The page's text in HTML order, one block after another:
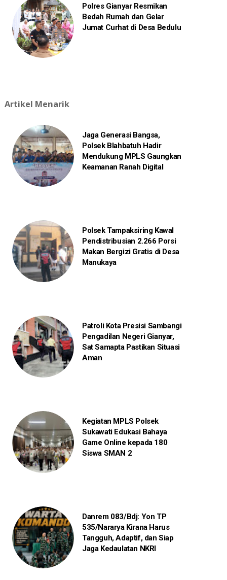
Polres Gianyar Resmikan
Bedah Rumah dan Gelar
Jumat Curhat di Desa Bedulu
Artikel Menarik
Jaga Generasi Bangsa,
Polsek Blahbatuh Hadir
Mendukung MPLS Gaungkan
Keamanan Ranah Digital
Polsek Tampaksiring Kawal
Pendistribusian 2.266 Porsi
Makan Bergizi Gratis di Desa
Manukaya
Patroli Kota Presisi Sambangi
Pengadilan Negeri Gianyar,
Sat Samapta Pastikan Situasi
Aman
Kegiatan MPLS Polsek
Sukawati Edukasi Bahaya
Game Online kepada 180
Siswa SMAN 2
Danrem 083/Bdj: Yon TP
535/Nararya Kirana Harus
Tangguh, Adaptif, dan Siap
Jaga Kedaulatan NKRI